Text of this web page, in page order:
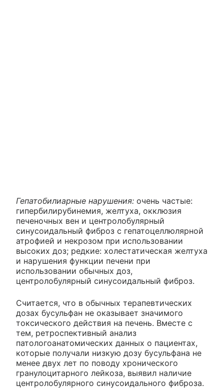
Гепатобилиарные нарушения: очень частые:
гипербилирубинемия, желтуха, окклюзия
печеночных вен и центролобулярный
синусоидальный фиброз с гепатоцеллюлярной
атрофией и некрозом при использовании
высоких доз; редкие: холестатическая желтуха
и нарушения функции печени при
использовании обычных доз,
центролобулярный синусоидальный фиброз.
Считается, что в обычных терапевтических
дозах бусульфан не оказывает значимого
токсического действия на печень. Вместе с
тем, ретроспективный анализ
патологоанатомических данных о пациентах,
которые получали низкую дозу бусульфана не
менее двух лет по поводу хронического
гранулоцитарного лейкоза, выявил наличие
центролобулярного синусоидального фиброза.